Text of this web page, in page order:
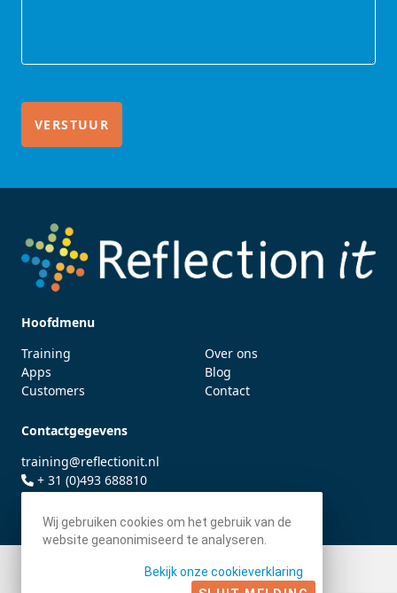
Wij gebruiken cookies om het gebruik van de
website geanonimiseerd te analyseren.
Bekijk onze cookieverklaring
Hoofdmenu
Training
Apps
Customers
Over ons
Blog
Contact
Contactgegevens
training@reflectionit.nl
+ 31 (0)493 688810
© 2026 - Reflection IT BV